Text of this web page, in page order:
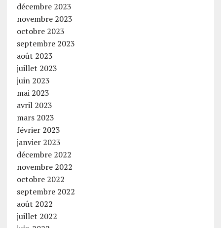
décembre 2023
novembre 2023
octobre 2023
septembre 2023
août 2023
juillet 2023
juin 2023
mai 2023
avril 2023
mars 2023
février 2023
janvier 2023
décembre 2022
novembre 2022
octobre 2022
septembre 2022
août 2022
juillet 2022